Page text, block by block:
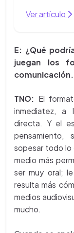
Ver artículo
E: ¿Qué
juegan los
comunicación.
TNO: El
inmediatez, a
directa. Y el
pensamiento,
sopesar todo lo
medio más
ser muy oral;
resulta más
medios
mucho.